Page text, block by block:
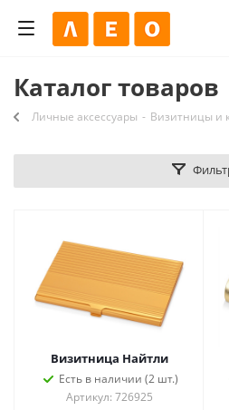
Каталог товаров
Личные аксессуары - Визитницы и
Визитница Найтли
Есть в наличии (2 шт.)
Артикул: 726925